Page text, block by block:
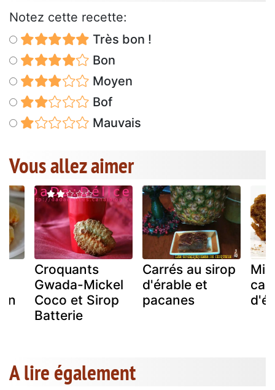
Notez cette recette:
Très bon !
Bon
Moyen
Bof
Mauvais
Vous allez aimer
Croquants
Gwada-Mickel
Coco et Sirop
Batterie
Carrés au sirop
d'érable et
pacanes
A lire également